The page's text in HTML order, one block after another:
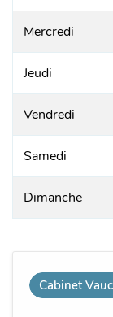
Cabinet
Mercredi
Jeudi
Vendredi
Samedi
Dimanche